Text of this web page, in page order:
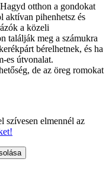
otthon a gondokat
aktívan pihenhetsz és
a közeli
találják meg a számukra
bérelhetnek, és ha
es útvonalat.
de az öreg romokat
szívesen elmennél az